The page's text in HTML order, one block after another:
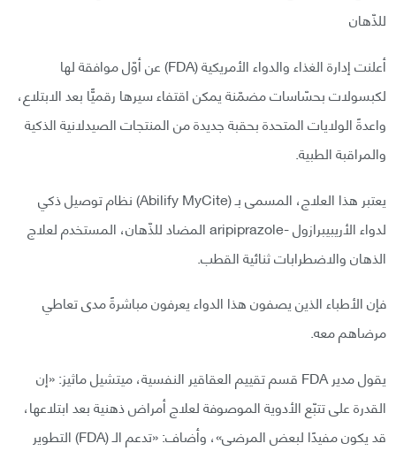
للذّهان
أعلنت إدارة الغذاء والدواء الأمريكية (FDA) عن أوّل موافقة لها
لكبسولات بحسّاسات مضمّنة يمكن اقتفاء سيرها رقميًّا بعد الابتلاع،
واعدةً الولايات المتحدة بحقبة جديدة من المنتجات الصيدلانية الذكية
والمراقبة الطبية.
يعتبر هذا العلاج، المسمى بـ (Abilify MyCite) نظام توصيل ذكي
لدواء الأريبيبرازول -aripiprazole المضاد للذّهان، المستخدم لعلاج
الذهان والاضطرابات ثنائية القطب.
فإن الأطباء الذين يصفون هذا الدواء يعرفون مباشرةً مدى تعاطي
مرضاهم معه.
يقول مدير FDA قسم تقييم العقاقير النفسية، ميتشيل ماثيز: «إن
القدرة على تتبّع الأدوية الموصوفة لعلاج أمراض ذهنية بعد ابتلاعها،
قد يكون مفيدًا لبعض المرضى»، وأضاف: «تدعم الـ (FDA) التطوير